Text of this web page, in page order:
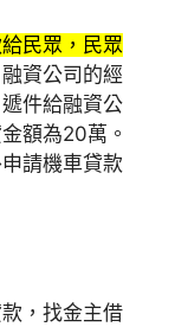
民眾，民眾
融資公司的經
件給融資公
額為20萬。
請機車貸款
，找金主借